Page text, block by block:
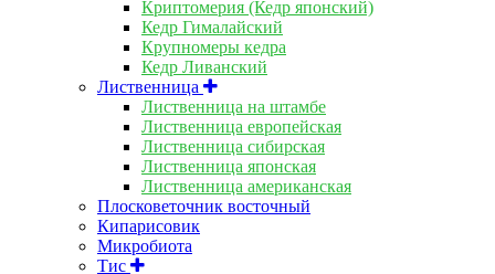
Криптомерия (Кедр японский)
Кедр Гималайский
Крупномеры кедра
Кедр Ливанский
Лиственница
Лиственница на штамбе
Лиственница европейская
Лиственница сибирская
Лиственница японская
Лиственница американская
Плосковеточник восточный
Кипарисовик
Микробиота
Тис